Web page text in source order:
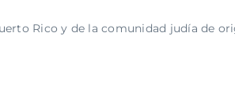
Rico y de la comunidad judía de